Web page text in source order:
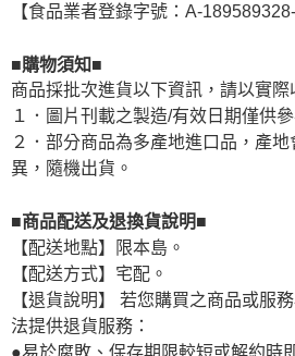
【食品業者登錄字號：A-
■購物須知■
商品採批次進貨以下資訊，請以實際
１．圖片刊載之製造/有效日期僅供參
２．部分商品為多產地進口品，產
異，隨機出貨。
■商品配送及退換貨說明■
【配送地點】限本島。
【配送方式】宅配。
【退貨說明】 若您購買之商品或服
法提供退貨服務：